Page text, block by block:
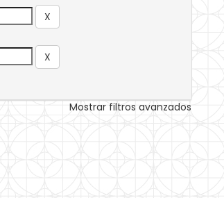
Mostrar filtros avanzados